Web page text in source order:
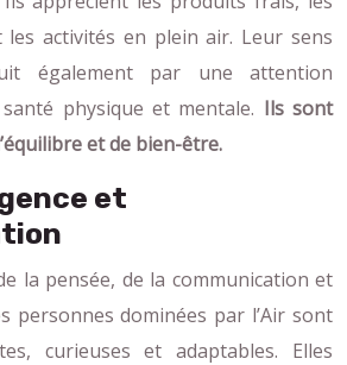
les activités en plein air. Leur sens
également par une attention
physique et mentale. Ils sont
et de bien-être.
et
la pensée, de la communication et
personnes dominées par l’Air sont
curieuses et adaptables. Elles